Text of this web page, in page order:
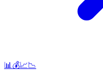
📊💰📈📉